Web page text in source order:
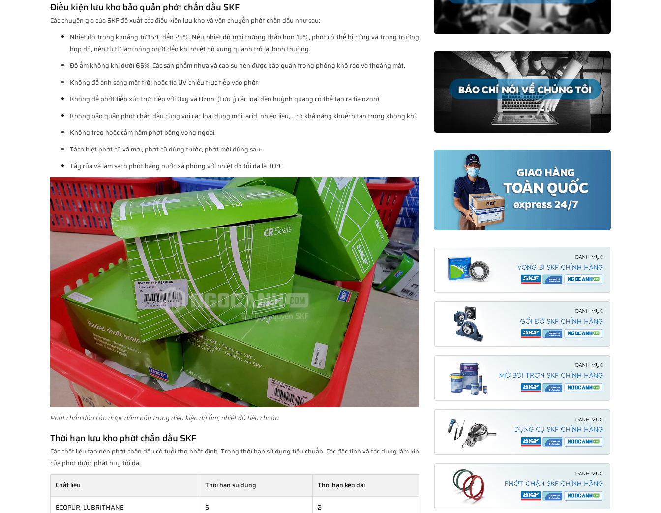
Điều kiện lưu kho bảo quản phớt chắn dầu SKF
Các chuyên gia của SKF đề xuất các điều kiện lưu kho và vận chuyển phớt chắn dầu như sau:
Nhiệt độ trong khoảng từ 15°C đến 25°C. Nếu nhiệt độ môi trường thấp hơn 15°C, phớt có thể bị cứng và trong trường
hợp đó, nên từ từ làm nóng phớt đến khi nhiệt độ xung quanh trở lại bình thường.
Độ ẩm không khí dưới 65%. Các sản phẩm nhựa và cao su nên được bảo quản trong phòng khô ráo và thoáng mát.
Không để ánh sáng mặt trời hoặc tia UV chiếu trực tiếp vào phớt.
Không để phớt tiếp xúc trực tiếp với Oxy và Ozon. (Lưu ý các loại đèn huỳnh quang có thể tạo ra tia ozon)
Không bảo quản phớt chắn dầu cùng với các loại dung môi, acid, nhiên liệu,... có khả năng khuếch tán trong không khí.
Không treo hoặc cầm nắm phớt bằng vòng ngoài.
Tách biệt phớt cũ và mới, phớt cũ dùng trước, phớt mới dùng sau.
Tẩy rửa và làm sạch phớt bằng nước xà phòng với nhiệt độ tối đa là 30°C.
Phớt chắn dầu cần được đảm bảo trong điều kiện độ ẩm, nhiệt độ tiêu chuẩn
Thời hạn lưu kho phớt chắn dầu SKF
Các chất liệu tạo nên phớt chắn dầu có tuổi thọ nhất định. Trong thời hạn sử dụng tiêu chuẩn, Các đặc tính và tác dụng làm kín
của phớt được phát huy tối đa.
Chất liệu Thời hạn sử dụng Thời hạn kéo dài
ECOPUR, LUBRITHANE 5 2